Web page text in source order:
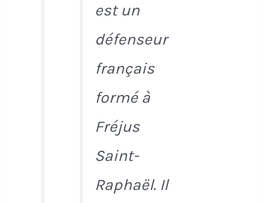
est un
défenseur
français
formé à
Fréjus
Saint-
Raphaël. Il